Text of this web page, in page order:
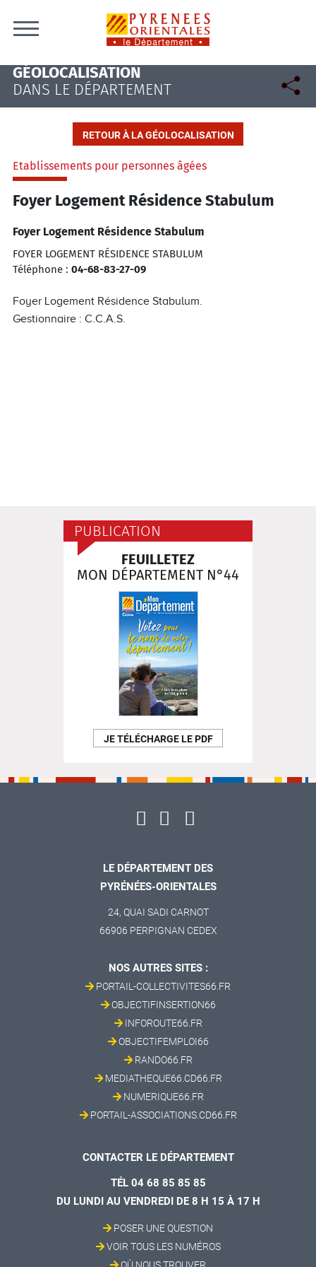
GÉOLOCALISATION
DANS LE DÉPARTEMENT
RETOUR À LA GÉOLOCALISATION
Etablissements pour personnes âgées
Foyer Logement Résidence Stabulum
Foyer Logement Résidence Stabulum
FOYER LOGEMENT RÉSIDENCE STABULUM
Téléphone : 04-68-83-27-09
Foyer Logement Résidence Stabulum.
Gestionnaire : C.C.A.S.
PUBLICATION
FEUILLETEZ
MON DÉPARTEMENT N°44
JE TÉLÉCHARGE LE PDF
LE DÉPARTEMENT DES
PYRÉNÉES-ORIENTALES
24, QUAI SADI CARNOT
66906 PERPIGNAN CEDEX
NOS AUTRES SITES :
PORTAIL-COLLECTIVITES66.FR
OBJECTIFINSERTION66
INFOROUTE66.FR
OBJECTIFEMPLOI66
RANDO66.FR
MEDIATHEQUE66.CD66.FR
NUMERIQUE66.FR
PORTAIL-ASSOCIATIONS.CD66.FR
CONTACTER LE DÉPARTEMENT
TÉL 04 68 85 85 85
DU LUNDI AU VENDREDI DE 8 H 15 À 17 H
POSER UNE QUESTION
VOIR TOUS LES NUMÉROS